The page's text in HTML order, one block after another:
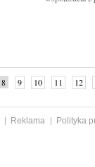
8 9 10 11 12
Reklama
Polityka